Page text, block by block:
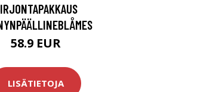
58.9 EUR
LISÄTIETOJA